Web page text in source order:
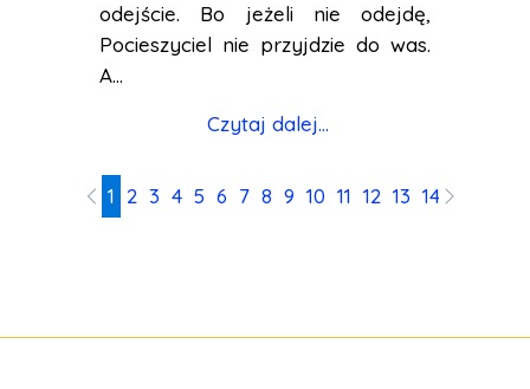
odejście. Bo jeżeli nie odejdę,
Pocieszyciel nie przyjdzie do was.
A...
Czytaj dalej...
1 2 3 4 5 6 7 8 9 10 11 12 13 14 15